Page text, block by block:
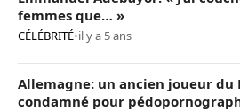
femmes que… »
CÉLÉBRITÉ•il y a 5 ans
Allemagne: un ancien joueur du
condamné pour